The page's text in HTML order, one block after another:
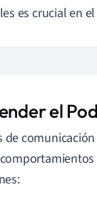
es crucial en
el
de